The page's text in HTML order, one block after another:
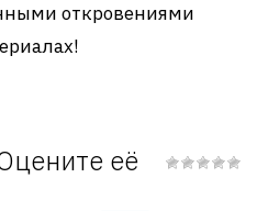
откровениями
её